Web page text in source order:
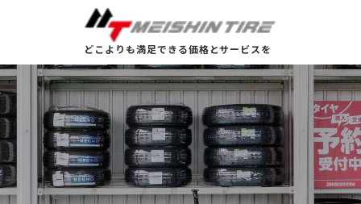
どこよりも満足できる価格とサービスを